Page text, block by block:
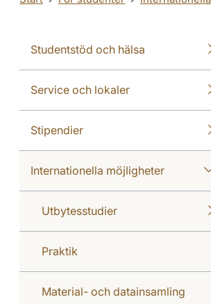
Studentstöd och hälsa
Service och lokaler
Stipendier
Internationella möjligheter
Utbytesstudier
Praktik
Material- och datainsamling